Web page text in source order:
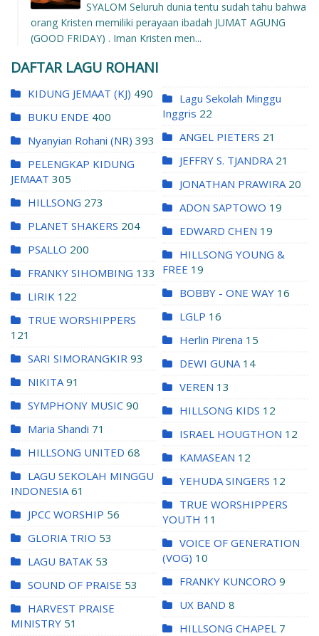
SYALOM Seluruh dunia tentu sudah tahu bahwa
orang Kristen memiliki perayaan ibadah JUMAT AGUNG
(GOOD FRIDAY) . Iman Kristen men...
DAFTAR LAGU ROHANI
KIDUNG JEMAAT (KJ) 490
BUKU ENDE 400
Nyanyian Rohani (NR) 393
PELENGKAP KIDUNG
JEMAAT 305
HILLSONG 273
PLANET SHAKERS 204
PSALLO 200
FRANKY SIHOMBING 133
LIRIK 122
TRUE WORSHIPPERS
121
SARI SIMORANGKIR 93
NIKITA 91
SYMPHONY MUSIC 90
Maria Shandi 71
HILLSONG UNITED 68
LAGU SEKOLAH MINGGU
INDONESIA 61
JPCC WORSHIP 56
GLORIA TRIO 53
LAGU BATAK 53
SOUND OF PRAISE 53
HARVEST PRAISE
MINISTRY 51
Lagu Sekolah Minggu
Inggris 22
ANGEL PIETERS 21
JEFFRY S. TJANDRA 21
JONATHAN PRAWIRA 20
ADON SAPTOWO 19
EDWARD CHEN 19
HILLSONG YOUNG &
FREE 19
BOBBY - ONE WAY 16
LGLP 16
Herlin Pirena 15
DEWI GUNA 14
VEREN 13
HILLSONG KIDS 12
ISRAEL HOUGTHON 12
KAMASEAN 12
YEHUDA SINGERS 12
TRUE WORSHIPPERS
YOUTH 11
VOICE OF GENERATION
(VOG) 10
FRANKY KUNCORO 9
UX BAND 8
HILLSONG CHAPEL 7